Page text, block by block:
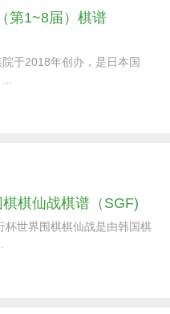
第1~8届）棋谱
于2018年创办，是日本国
棋仙战棋谱（SGF)
杯世界围棋棋仙战是由韩国棋